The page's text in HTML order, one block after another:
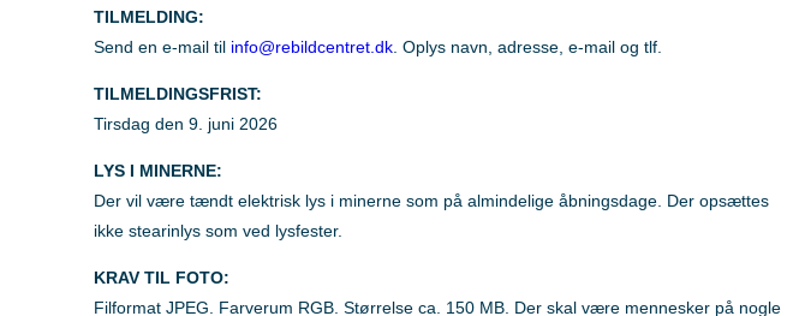
TILMELDING:
Send en e-mail til info@rebildcentret.dk . Oplys navn, adresse, e-mail og tlf.
TILMELDINGSFRIST:
Tirsdag den 9. juni 2026
LYS I MINERNE:
Der vil være tændt elektrisk lys i minerne som på almindelige åbningsdage. Der opsættes
ikke stearinlys som ved lysfester.
KRAV TIL FOTO:
Filformat JPEG. Farverum RGB. Størrelse ca. 150 MB. Der skal være mennesker på nogle